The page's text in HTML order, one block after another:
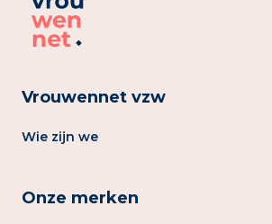
Vrouwennet vzw
Wie zijn we
Onze merken